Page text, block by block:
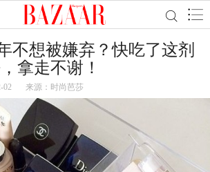
不想被嫌弃？快吃了这剂
拿走不谢！
02 来源：时尚芭莎